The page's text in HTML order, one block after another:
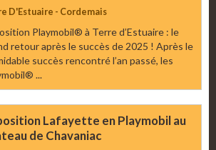
D'Estuaire - Cordemais
Playmobil® à Terre d’Estuaire : le
retour après le succès de 2025 ! Après le
succès rencontré l’an passé, les
...
Lafayette en Playmobil au
de Chavaniac